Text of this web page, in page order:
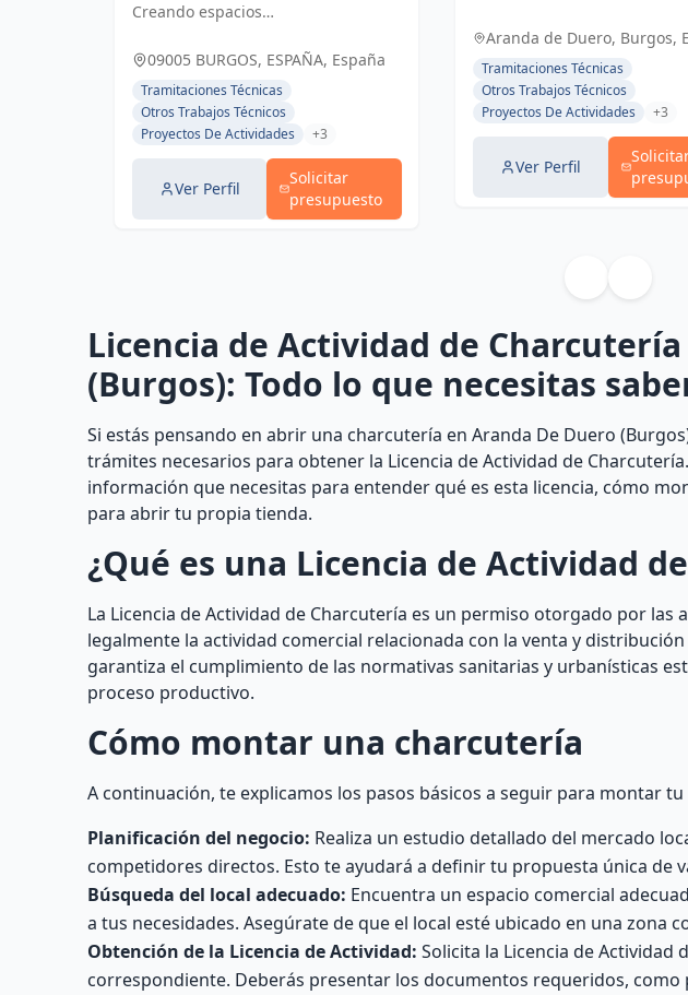
ARQUITECTURA
Creando espacios
arquitectónico y pasión
09005 BURGOS, ESPAÑA, España
Tramitaciones Técnicas
Otros Trabajos Técnicos
Proyectos De Actividades
+3
Ver Perfil
Solicitar
presupuesto
Aranda de Duero, Burgos,
España
Tramitaciones Técnicas
Otros Trabajos Técnicos
Proyectos De Actividades
+3
Ver Perfil
Licencia de Actividad de
(Burgos): Todo lo que necesitas
Si estás pensando en abrir una charcutería en Aranda De Duero
trámites necesarios para obtener la Licencia de Actividad de
información que necesitas para entender qué es esta licencia, cómo
para abrir tu propia tienda.
¿Qué es una Licencia de Actividad
La Licencia de Actividad de Charcutería es un permiso otorgado por
legalmente la actividad comercial relacionada con la venta y
garantiza el cumplimiento de las normativas sanitarias y urbanísticas
proceso productivo.
Cómo montar una charcutería
A continuación, te explicamos los pasos básicos a seguir para montar
Planificación del negocio: Realiza un estudio detallado del mercado
competidores directos. Esto te ayudará a definir tu propuesta única de
Búsqueda del local adecuado: Encuentra un espacio comercial
a tus necesidades. Asegúrate de que el local esté ubicado en una zona
Obtención de la Licencia de Actividad: Solicita la Licencia de Actividad
correspondiente. Deberás presentar los documentos requeridos,